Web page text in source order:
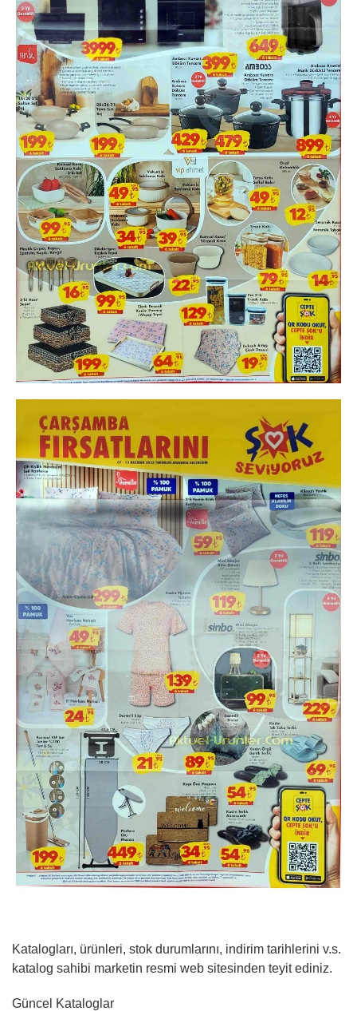
Katalogları, ürünleri, stok durumlarını, indirim tarihlerini v.s.
katalog sahibi marketin resmi web sitesinden teyit ediniz.
Güncel Kataloglar